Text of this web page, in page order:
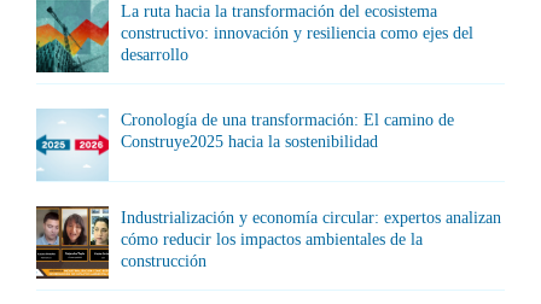
La ruta hacia la transformación del ecosistema
constructivo: innovación y resiliencia como ejes del
desarrollo
Cronología de una transformación: El camino de
Construye2025 hacia la sostenibilidad
Industrialización y economía circular: expertos analizan
cómo reducir los impactos ambientales de la
construcción